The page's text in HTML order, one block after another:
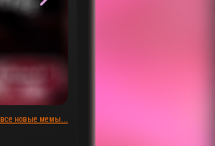
все новые мемы...